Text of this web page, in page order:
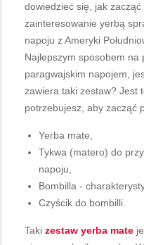
dowiedzieć się, jak
zainteresowanie yerbą
napoju z Ameryki
Najlepszym sposobem na
paragwajskim napojem,
zawiera taki zestaw? Jest
potrzebujesz, aby zacząć
Yerba mate,
Tykwa (matero) do
napoju,
Bombilla -
Czyścik do bombilli.
Taki zestaw yerba mate